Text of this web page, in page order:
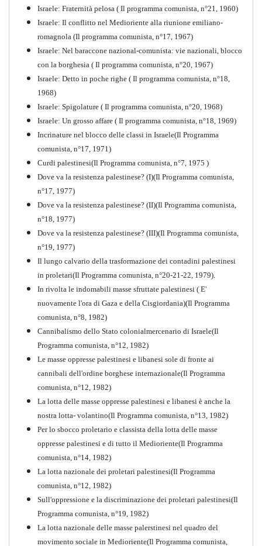
Storia della Sinistra
Comunista V
Perchè la Russia non era
comunista
Quaderno n°10
Israele: Fraternità pelosa ( Il programma comunista, n°21, 1960)
Israele: Il conflitto nel Medioriente alla riunione emiliano-
romagnola (Il programma comunista, n°17, 1967)
Israele: Nel baraccone nazional-comunista: vie nazionali, blocco
con la borghesia ( Il programma comunista, n°20, 1967)
Israele: Detto in poche righe ( Il programma comunista, n°18,
1968)
Israele: Spigolature ( Il programma comunista, n°20, 1968)
Israele: Un grosso affare ( Il programma comunista, n°18, 1969)
Incrinature nel blocco delle classi in Israele(Il Programma
comunista, n°17, 1971)
Curdi palestinesi(Il Programma comunista, n°7, 1975 )
Dove va la resistenza palestinese? (I)(Il Programma comunista,
n°17, 1977)
Dove va la resistenza palestinese? (II)(Il Programma comunista,
n°18, 1977)
Dove va la resistenza palestinese? (III)(Il Programma comunista,
n°19, 1977)
Il lungo calvario della trasformazione dei contadini palestinesi
in proletari(Il Programma comunista, n°20-21-22, 1979).
In rivolta le indomabili masse sfruttate palestinesi ( E'
nuovamente l'ora di Gaza e della Cisgiordania)(Il Programma
comunista, n°8, 1982)
Cannibalismo dello Stato colonialmercenario di Israele(Il
Programma comunista, n°12, 1982)
Le masse oppresse palestinesi e libanesi sole di fronte ai
cannibali dell'ordine borghese internazionale(Il Programma
comunista, n°12, 1982)
La lotta delle masse oppresse palestinesi e libanesi è anche la
nostra lotta- volantino(Il Programma comunista, n°13, 1982)
Per lo sbocco proletario e classista della lotta delle masse
oppresse palestinesi e di tutto il Medioriente(Il Programma
comunista, n°14, 1982)
La lotta nazionale dei proletari palestinesi(Il Programma
comunista, n°12, 1982)
Sull'oppressione e la discriminazione dei proletari palestinesi(Il
Programma comunista, n°19, 1982)
La lotta nazionale delle masse palerstinesi nel quadro del
movimento sociale in Medioriente(Il Programma comunista,